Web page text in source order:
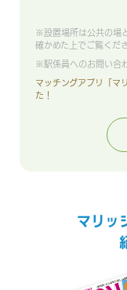
※設置場所は公共の場
確かめた上でご覧くだ
※駅係員へのお問い合
マッチングアプリ「マ
た！
マリッ